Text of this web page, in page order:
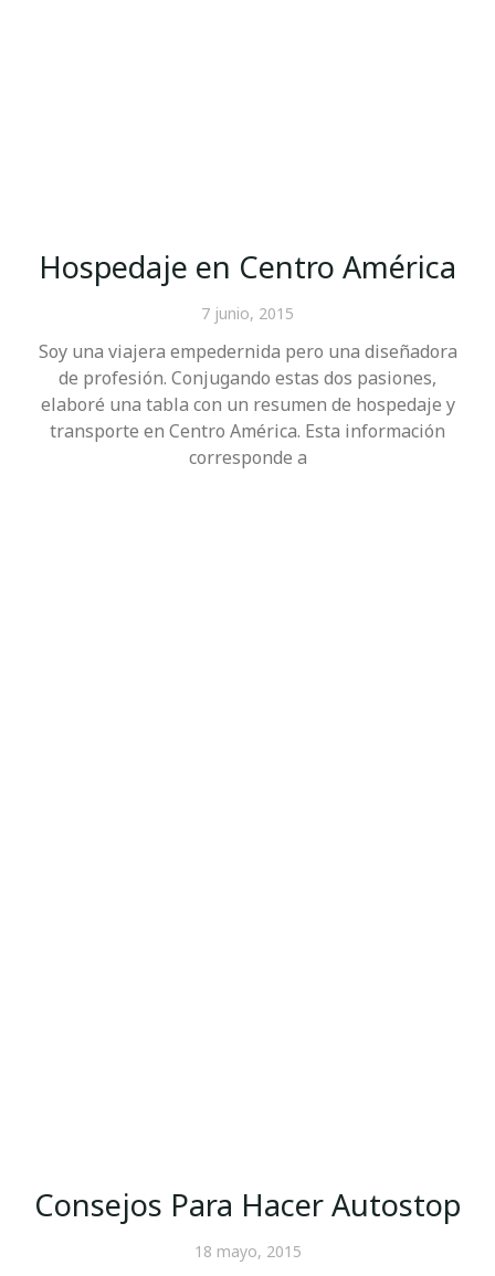
Hospedaje en Centro América
7 junio, 2015
Soy una viajera empedernida pero una diseñadora
de profesión. Conjugando estas dos pasiones,
elaboré una tabla con un resumen de hospedaje y
transporte en Centro América. Esta información
corresponde a
Consejos Para Hacer Autostop
18 mayo, 2015